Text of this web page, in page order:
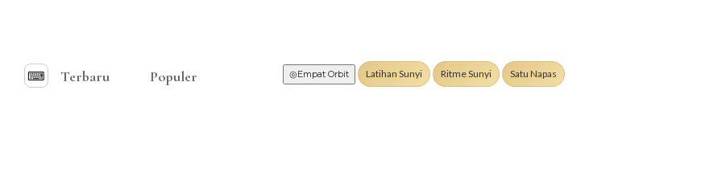
⌨︎ Terbaru Populer ◎Empat Orbit Latihan Sunyi Ritme Sunyi Satu Napas